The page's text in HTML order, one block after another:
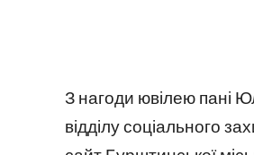
З нагоди ювілею пані
відділу соціального